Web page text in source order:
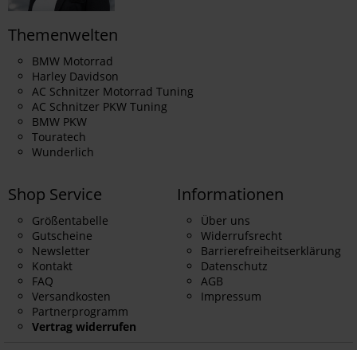
Themenwelten
BMW Motorrad
Harley Davidson
AC Schnitzer Motorrad Tuning
AC Schnitzer PKW Tuning
BMW PKW
Touratech
Wunderlich
Shop Service
Größentabelle
Gutscheine
Newsletter
Kontakt
FAQ
Versandkosten
Partnerprogramm
Vertrag widerrufen
Informationen
Über uns
Widerrufsrecht
Barrierefreiheitserklärung
Datenschutz
AGB
Impressum